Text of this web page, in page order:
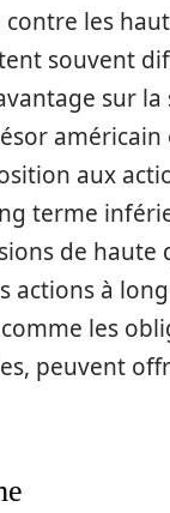
les
souvent
sur
aux
terme
de haute
actions à
les
peuvent